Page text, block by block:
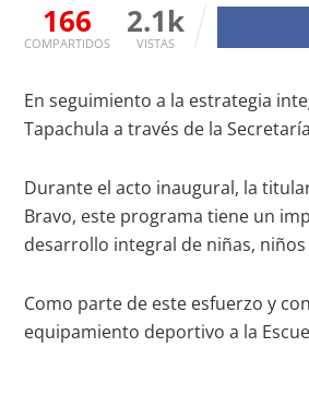
166
COMPARTIDOS
2.1k
VISTAS
En seguimiento a la estrategia
Tapachula a través de la
Durante el acto inaugural, la
Bravo, este programa tiene un
desarrollo integral de niñas, niños
Como parte de este esfuerzo y
equipamiento deportivo a la